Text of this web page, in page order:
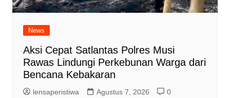
News
Aksi Cepat Satlantas Polres Musi
Rawas Lindungi Perkebunan Warga dari
Bencana Kebakaran
lensaperistiwa Agustus 7, 2026 0